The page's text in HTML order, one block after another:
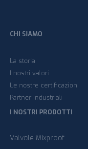
CHI SIAMO
La storia
I nostri valori
Le nostre certificazioni
Partner industriali
I NOSTRI PRODOTTI
Valvole Mixproof